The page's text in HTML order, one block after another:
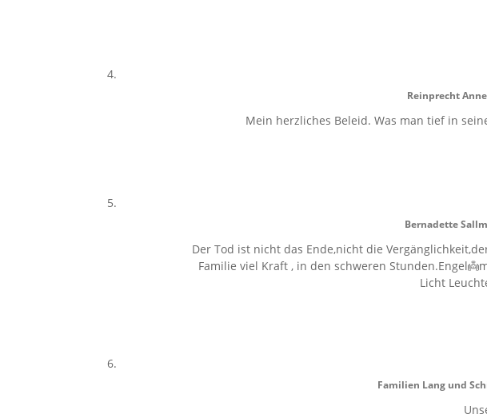
Reinprecht
Mein herzliches Beleid. Was man tief in
Bernadette
Der Tod ist nicht das Ende,nicht die
Familie viel Kraft , in den schweren
Licht
Familien Lang und